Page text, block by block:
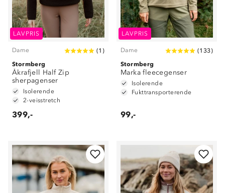
LAVPRIS
Dame (1 )
Stormberg
Åkrafjell Half Zip
sherpagenser
Isolerende
2-veisstretch
399,-
LAVPRIS
Dame (133)
Stormberg
Marka fleecegenser
Isolerende
Fukttransporterende
99,-